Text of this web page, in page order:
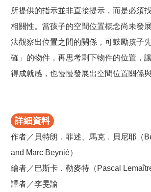
所提供的指示並非直接提示，而是必須
相關性。當孩子的空間位置概念尚未發
法觀察出位置之間的關係，可鼓勵孩子
確」的物件，再思考剩下物件的位置，
得成就感，也慢慢發展出空間位置關係
詳細資料
作者／貝特朗．菲述、馬克．貝尼耶（
and Marc Beynié）
繪者／巴斯卡．勒麥特（Pascal Lemaître
譯者／李旻諭